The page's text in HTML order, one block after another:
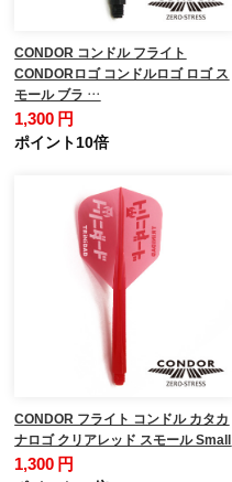
CONDOR コンドル フライト
CONDORロゴ コンドルロゴ ロゴ ス
モール ブラ …
1,300 円
ポイント10倍
CONDOR フライト コンドル カタカ
ナロゴ クリアレッド スモール Small
1,300 円